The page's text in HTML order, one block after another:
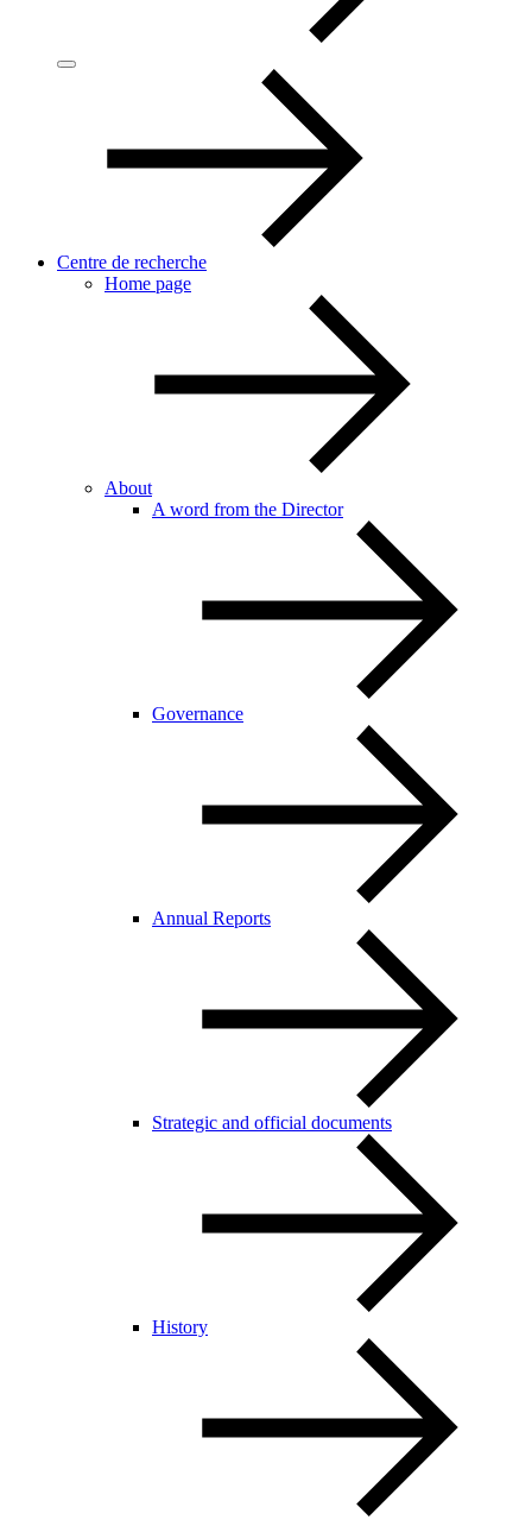
Centre de recherche
Home page
About
A word from the Director
Governance
Annual Reports
Strategic and official documents
History